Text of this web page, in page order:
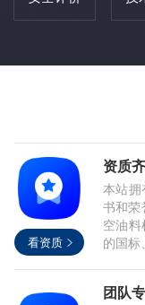
看资质
资质
本站拥
书和荣
空油
的国标
团队